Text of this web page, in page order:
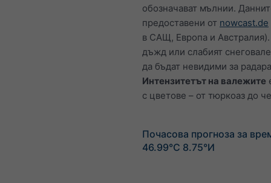
обозначават мълнии.
предоставени от nowcast.de
в САЩ, Европа и
дъжд или слабият
да бъдат невидими за
Интензитетът на валежите
с цветове – от тюркоаз до
Почасова прогноза за
46.99°С 8.75°И